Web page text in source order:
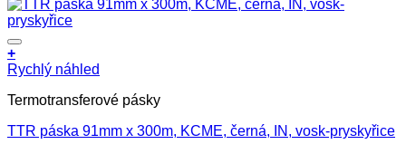
+
Rychlý náhled
Termotransferové pásky
TTR páska 91mm x 300m, KCME, černá, IN, vosk-pryskyřice